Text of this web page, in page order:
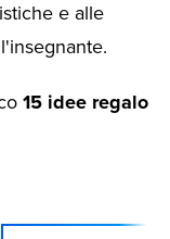
e alle
15 idee regalo